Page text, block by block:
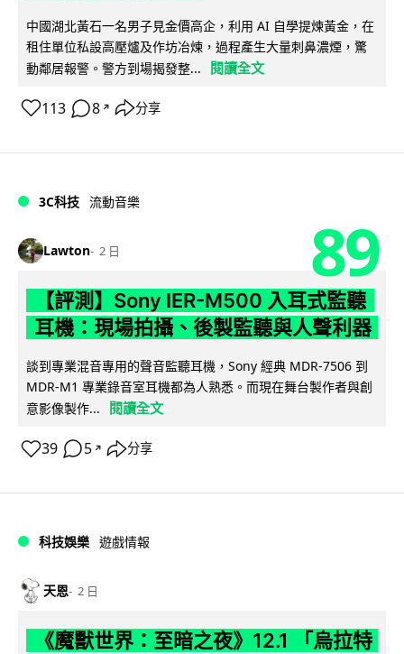
中國湖北黃石一名男子見金價高企，利用 AI 自學提煉黃金，在
租住單位私設高壓爐及作坊冶煉，過程產生大量刺鼻濃煙，驚
動鄰居報警。警方到場揭發整...
閱讀全文
113 8 ↗ 分享
3C科技 流動音樂
Lawton 2 日 89
【評測】Sony IER-M500 入耳式監聽
耳機：現場拍攝、後製監聽與人聲利器
談到專業混音專用的聲音監聽耳機，Sony 經典 MDR-7506 到
MDR-M1 專業錄音室耳機都為人熟悉。而現在舞台製作者與創
意影像製作...
閱讀全文
39 5 ↗ 分享
科技娛樂 遊戲情報
天恩 2 日
《魔獸世界：至暗之夜》12.1 「烏拉特